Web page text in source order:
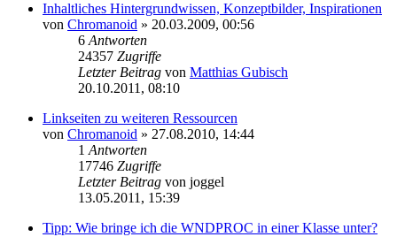
Inhaltliches Hintergrundwissen, Konzeptbilder, Inspirationen
von Chromanoid » 20.03.2009, 00:56
6 Antworten
24357 Zugriffe
Letzter Beitrag von Matthias Gubisch
20.10.2011, 08:10
Linkseiten zu weiteren Ressourcen
von Chromanoid » 27.08.2010, 14:44
1 Antworten
17746 Zugriffe
Letzter Beitrag von joggel
13.05.2011, 15:39
Tipp: Wie bringe ich die WNDPROC in einer Klasse unter?